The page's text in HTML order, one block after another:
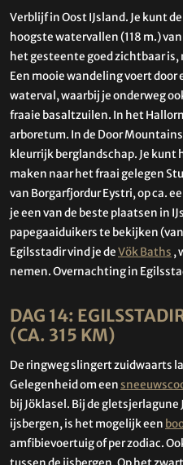
Verblijf in Oost IJsland. Je kunt
hoogste watervallen (118 m.)
het gesteente goed zichtbaar
Een mooie wandeling voert door
waterval, waarbij je onderweg
fraaie basaltzuilen. In het
arboretum. In de Door
kleurrijk berglandschap. Je kunt
maken naar het fraai gelegen
van Borgarfjordur Eystri, op ca.
je een van de beste plaatsen in
papegaaiduikers te bekijken
Egilsstadir vind je deVök Baths ,
nemen. Overnachting in
DAG 14:
(CA. 315 KM)
De ringweg slingert zuidwaarts
Gelegenheid om een
bij Jöklasel. Bij de
ijsbergen, is het mogelijk een
amfibievoertuig of per zodiac.